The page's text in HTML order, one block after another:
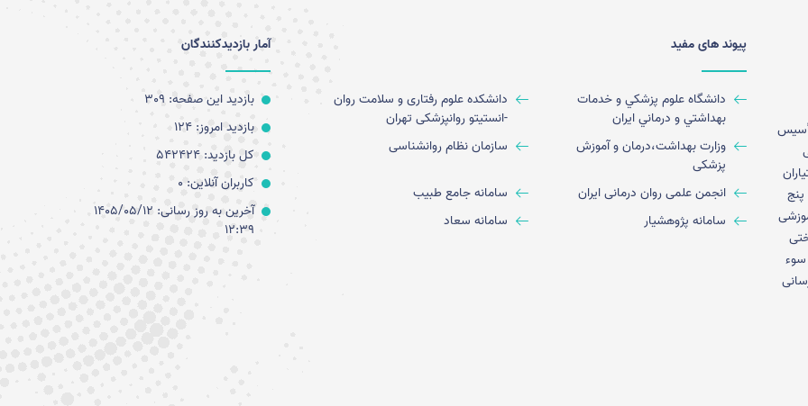
سال 1365 پس از تأسیس
آموزشی
سوء
پیوند های مفید
دانشگاه علوم پزشكي و خدمات
بهداشتي و درماني ايران
دانشکده علوم رفتاری و سلامت روان
-انستیتو روانپزشکی تهران
وزارت بهداشت،درمان و آموزش
پزشکی
سازمان نظام روانشناسی
انجمن علمی روان درمانی ایران
سامانه جامع طبيب
سامانه پژوهشیار
سامانه سعاد
آمار بازدیدکنندگان
بازدید این صفحه: 309
بازدید امروز: 124
کل بازدید: 542424
کاربران آنلاین: 0
آخرین به روز رسانی: 1405/05/12
12:39